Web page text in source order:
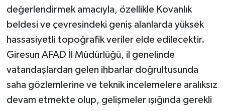
değerlendirmek amacıyla, özellikle Kovanlık
beldesi ve çevresindeki geniş alanlarda yüksek
hassasiyetli topoğrafik veriler elde edilecektir.
Giresun AFAD İl Müdürlüğü, il genelinde
vatandaşlardan gelen ihbarlar doğrultusunda
saha gözlemlerine ve teknik incelemelere aralıksız
devam etmekte olup, gelişmeler ışığında gerekli